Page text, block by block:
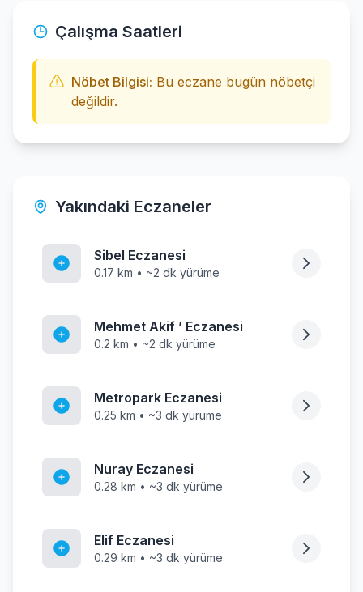
Çalışma Saatleri
Nöbet Bilgisi: Bu eczane bugün nöbetçi
değildir.
Yakındaki Eczaneler
Sibel Eczanesi
0.17 km • ~2 dk yürüme
Mehmet Akif ’ Eczanesi
0.2 km • ~2 dk yürüme
Metropark Eczanesi
0.25 km • ~3 dk yürüme
Nuray Eczanesi
0.28 km • ~3 dk yürüme
Elif Eczanesi
0.29 km • ~3 dk yürüme